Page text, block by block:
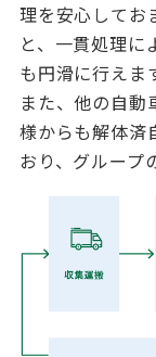
理を安心してお
と、一貫処理に
も円滑に行えま
また、他の自動
様からも解体済
おり、グループ